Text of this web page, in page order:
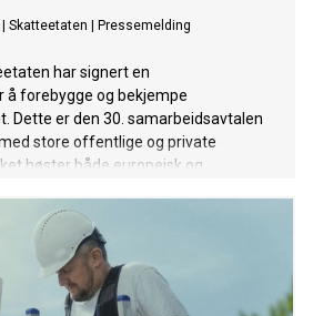
Skatteetaten Pressemelding
har signert en
forebygge og bekjempe
Dette er den 30. samarbeidsavtalen
store offentlige og private
høster både europeisk og